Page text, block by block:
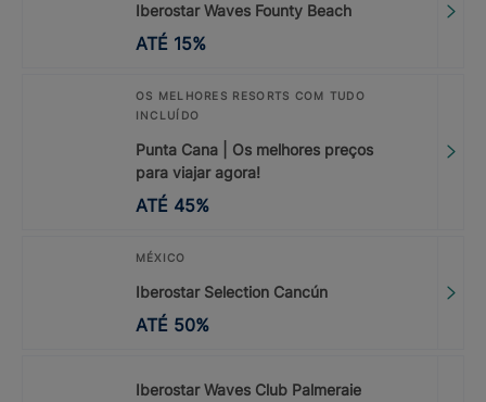
Iberostar Waves Founty Beach
ATÉ 15%
OS MELHORES RESORTS COM TUDO
INCLUÍDO
Punta Cana | Os melhores preços
para viajar agora!
ATÉ 45%
MÉXICO
Iberostar Selection Cancún
ATÉ 50%
Iberostar Waves Club Palmeraie